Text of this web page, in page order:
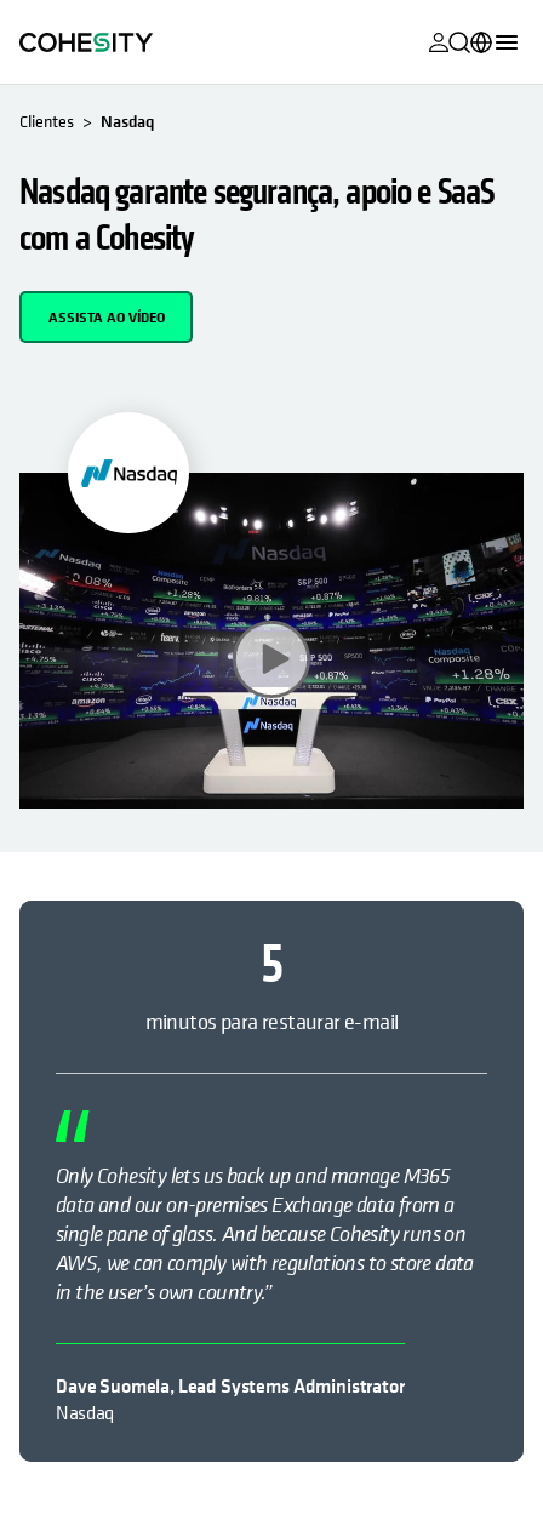
opens in a
opens in a
Alta
opens in a
opens in a
opens in a
opens in a
opens in a
opens in a
Deutsch (Germany)
Clientes Nasdaq
Nasdaq garante segurança, apoio e SaaS
com a Cohesity
ASSISTA AO VÍDEO
5
minutos para restaurar e-mail
Only Cohesity lets us back up and manage M365
data and our on-premises Exchange data from a
single pane of glass. And because Cohesity runs on
AWS, we can comply with regulations to store data
in the user’s own country.”
Dave Suomela, Lead Systems Administrator
Nasdaq